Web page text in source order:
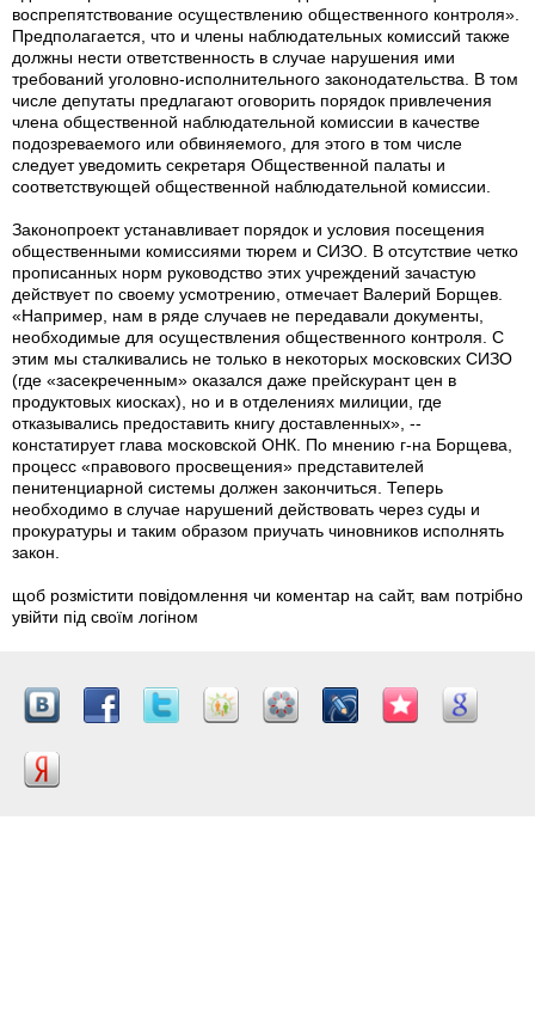
воспрепятствование осуществлению общественного контроля».
Предполагается, что и члены наблюдательных комиссий также
должны нести ответственность в случае нарушения ими
требований уголовно-исполнительного законодательства. В том
числе депутаты предлагают оговорить порядок привлечения
члена общественной наблюдательной комиссии в качестве
подозреваемого или обвиняемого, для этого в том числе
следует уведомить секретаря Общественной палаты и
соответствующей общественной наблюдательной комиссии.
Законопроект устанавливает порядок и условия посещения
общественными комиссиями тюрем и СИЗО. В отсутствие четко
прописанных норм руководство этих учреждений зачастую
действует по своему усмотрению, отмечает Валерий Борщев.
«Например, нам в ряде случаев не передавали документы,
необходимые для осуществления общественного контроля. С
этим мы сталкивались не только в некоторых московских СИЗО
(где «засекреченным» оказался даже прейскурант цен в
продуктовых киосках), но и в отделениях милиции, где
отказывались предоставить книгу доставленных», --
констатирует глава московской ОНК. По мнению г-на Борщева,
процесс «правового просвещения» представителей
пенитенциарной системы должен закончиться. Теперь
необходимо в случае нарушений действовать через суды и
прокуратуры и таким образом приучать чиновников исполнять
закон.
щоб розмістити повідомлення чи коментар на сайт, вам потрібно
увійти під своїм логіном